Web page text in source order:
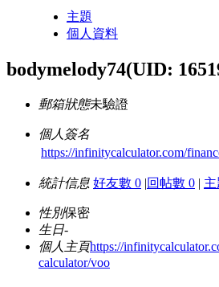
主題
個人資料
bodymelody74(UID:
郵箱狀態未驗證
個人簽名
https://infinitycalculator.com/
統計信息 好友數 0 |回帖數 0 |
性別保密
生日-
個人主頁https://
calculator/voo